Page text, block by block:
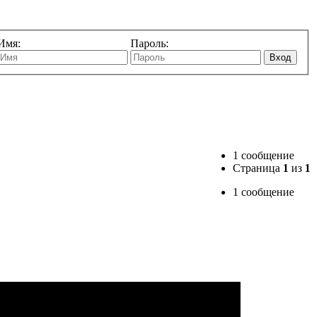
Пароль:
Вход
1 сообщение
Страница 1 из 1
1 сообщение